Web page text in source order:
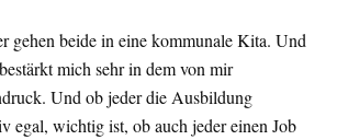
gehen beide in eine kommunale Kita. Und
mich sehr in dem von mir
Und ob jeder die Ausbildung
egal, wichtig ist, ob auch jeder einen Job